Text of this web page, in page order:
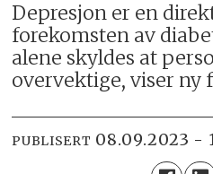
Depresjon er en
forekomsten av
alene skyldes at
overvektige, viser ny
PUBLISERT 08.09.2023 -